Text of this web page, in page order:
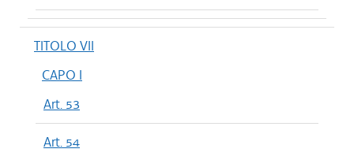
TITOLO VII
CAPO I
Art. 53
Art. 54